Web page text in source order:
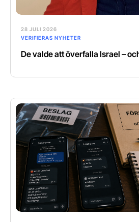
28 JULI 2026
VERIFIERAS NYHETER
De valde att överfalla Israel –